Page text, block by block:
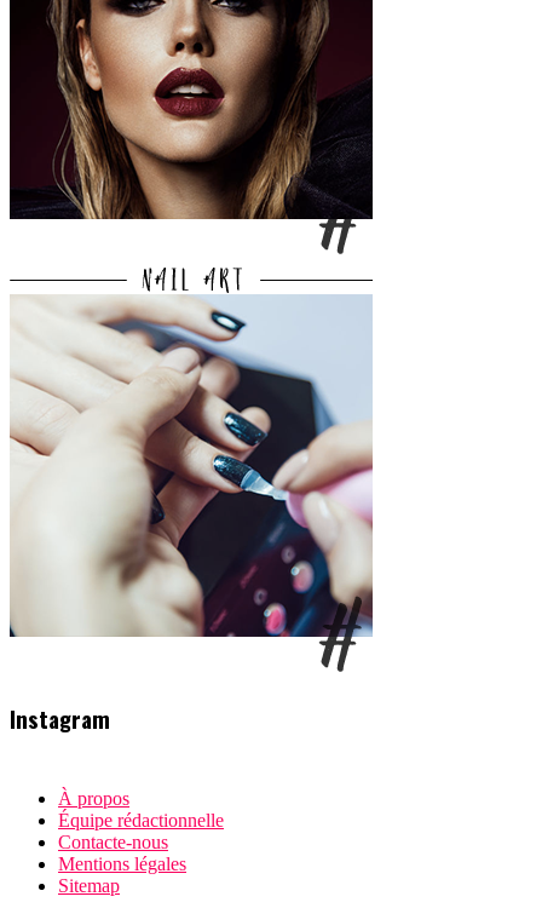
Instagram
À propos
Équipe rédactionnelle
Contacte-nous
Mentions légales
Sitemap